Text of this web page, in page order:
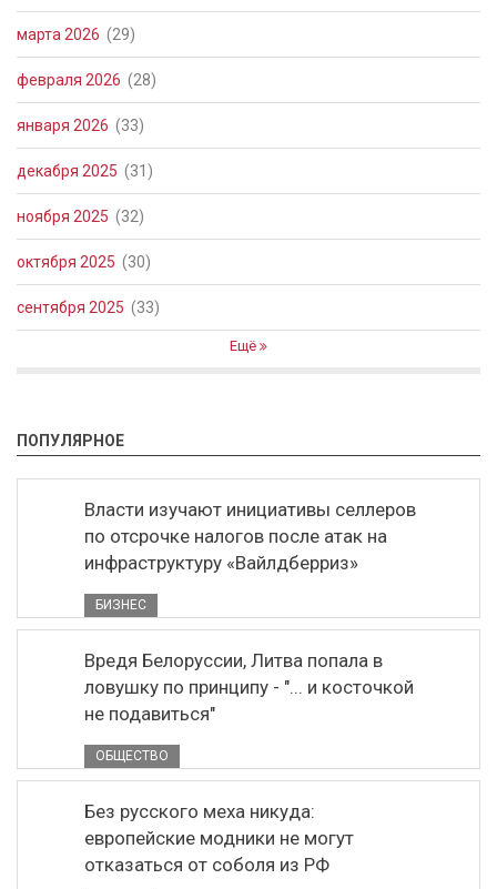
марта 2026 (29)
февраля 2026 (28)
января 2026 (33)
декабря 2025 (31)
ноября 2025 (32)
октября 2025 (30)
сентября 2025 (33)
Ещё
ПОПУЛЯРНОЕ
Власти изучают инициативы селлеров
по отсрочке налогов после атак на
инфраструктуру «Вайлдберриз»
БИЗНЕС
Вредя Белоруссии, Литва попала в
ловушку по принципу - "... и косточкой
не подавиться"
ОБЩЕСТВО
Без русского меха никуда:
европейские модники не могут
отказаться от соболя из РФ